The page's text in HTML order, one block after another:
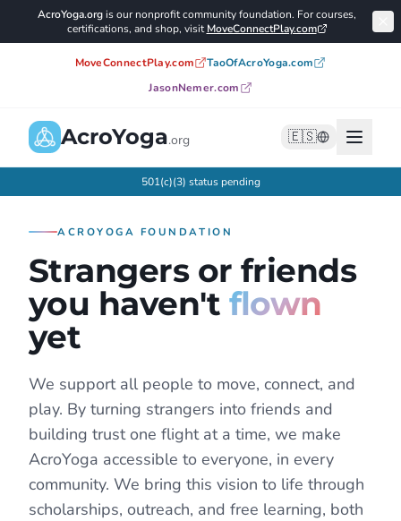
AcroYoga.orgis our nonprofit community foundation. For courses,
certifications, and shop, visit MoveConnectPlay.com
MoveConnectPlay.com
TaoOfAcroYoga.com
JasonNemer.com
AcroYoga.org 🇪🇸
Programs
Buscar
Aprender
Iniciar Sesión
Únete al Movimiento
501(c)(3) status pending
ACROYOGA FOUNDATION
Strangers or friends
you haven't flown
yet
We support all people to move, connect, and
play. By turning strangers into friends and
building trust one flight at a time, we make
AcroYoga accessible to everyone, in every
community. We bring this vision to life through
scholarships, outreach, and free learning, both